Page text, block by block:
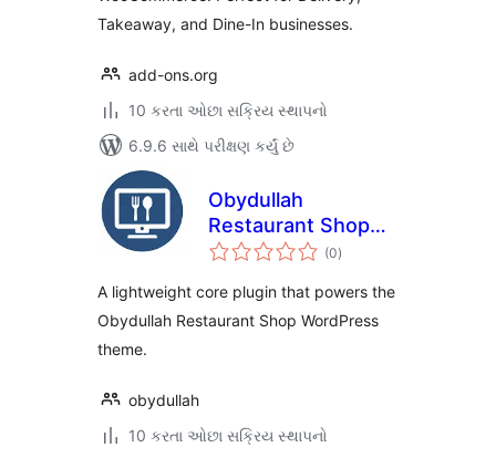
Takeaway, and Dine-In businesses.
add-ons.org
10 કરતા ઓછા સક્રિય સ્થાપનો
6.9.6 સાથે પરીક્ષણ કર્યું છે
Obydullah
Restaurant Shop
Core
(0કુલ
રેટિંગ્સ
)
A lightweight core plugin that powers the
Obydullah Restaurant Shop WordPress
theme.
obydullah
10 કરતા ઓછા સક્રિય સ્થાપનો